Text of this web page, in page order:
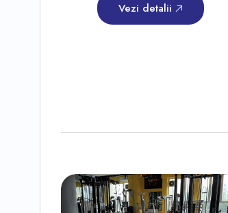
Vezi detalii